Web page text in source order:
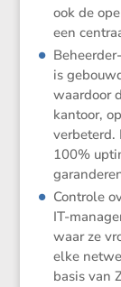
ook de
een
is
waardoor
kantoor,
verbe­terd.
100%
Controle
IT-
waar ze
elke
basis van